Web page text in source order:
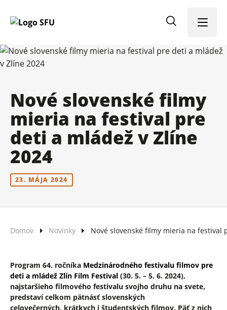
Menu
Nové slovenské filmy
mieria na festival pre
deti a mládež v Zlíne
2024
23. MÁJA 2024
Domov Novinky Nové slovenské filmy mieria na festival
Program 64. ročníka Medzinárodného festivalu filmov pre
deti a mládež Zlín Film Festival (30. 5. – 5. 6. 2024),
najstaršieho filmového festivalu svojho druhu na svete,
predstaví celkom pätnásť slovenských
celovečerných, krátkych i študentských filmov. Päť z nich